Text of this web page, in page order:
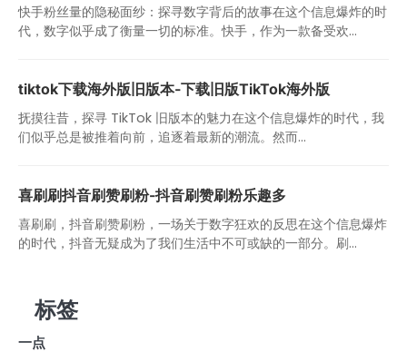
快手粉丝量的隐秘面纱：探寻数字背后的故事在这个信息爆炸的时
代，数字似乎成了衡量一切的标准。快手，作为一款备受欢...
tiktok下载海外版旧版本-下载旧版TikTok海外版
抚摸往昔，探寻 TikTok 旧版本的魅力在这个信息爆炸的时代，我
们似乎总是被推着向前，追逐着最新的潮流。然而...
喜刷刷抖音刷赞刷粉-抖音刷赞刷粉乐趣多
喜刷刷，抖音刷赞刷粉，一场关于数字狂欢的反思在这个信息爆炸
的时代，抖音无疑成为了我们生活中不可或缺的一部分。刷...
标签
一点